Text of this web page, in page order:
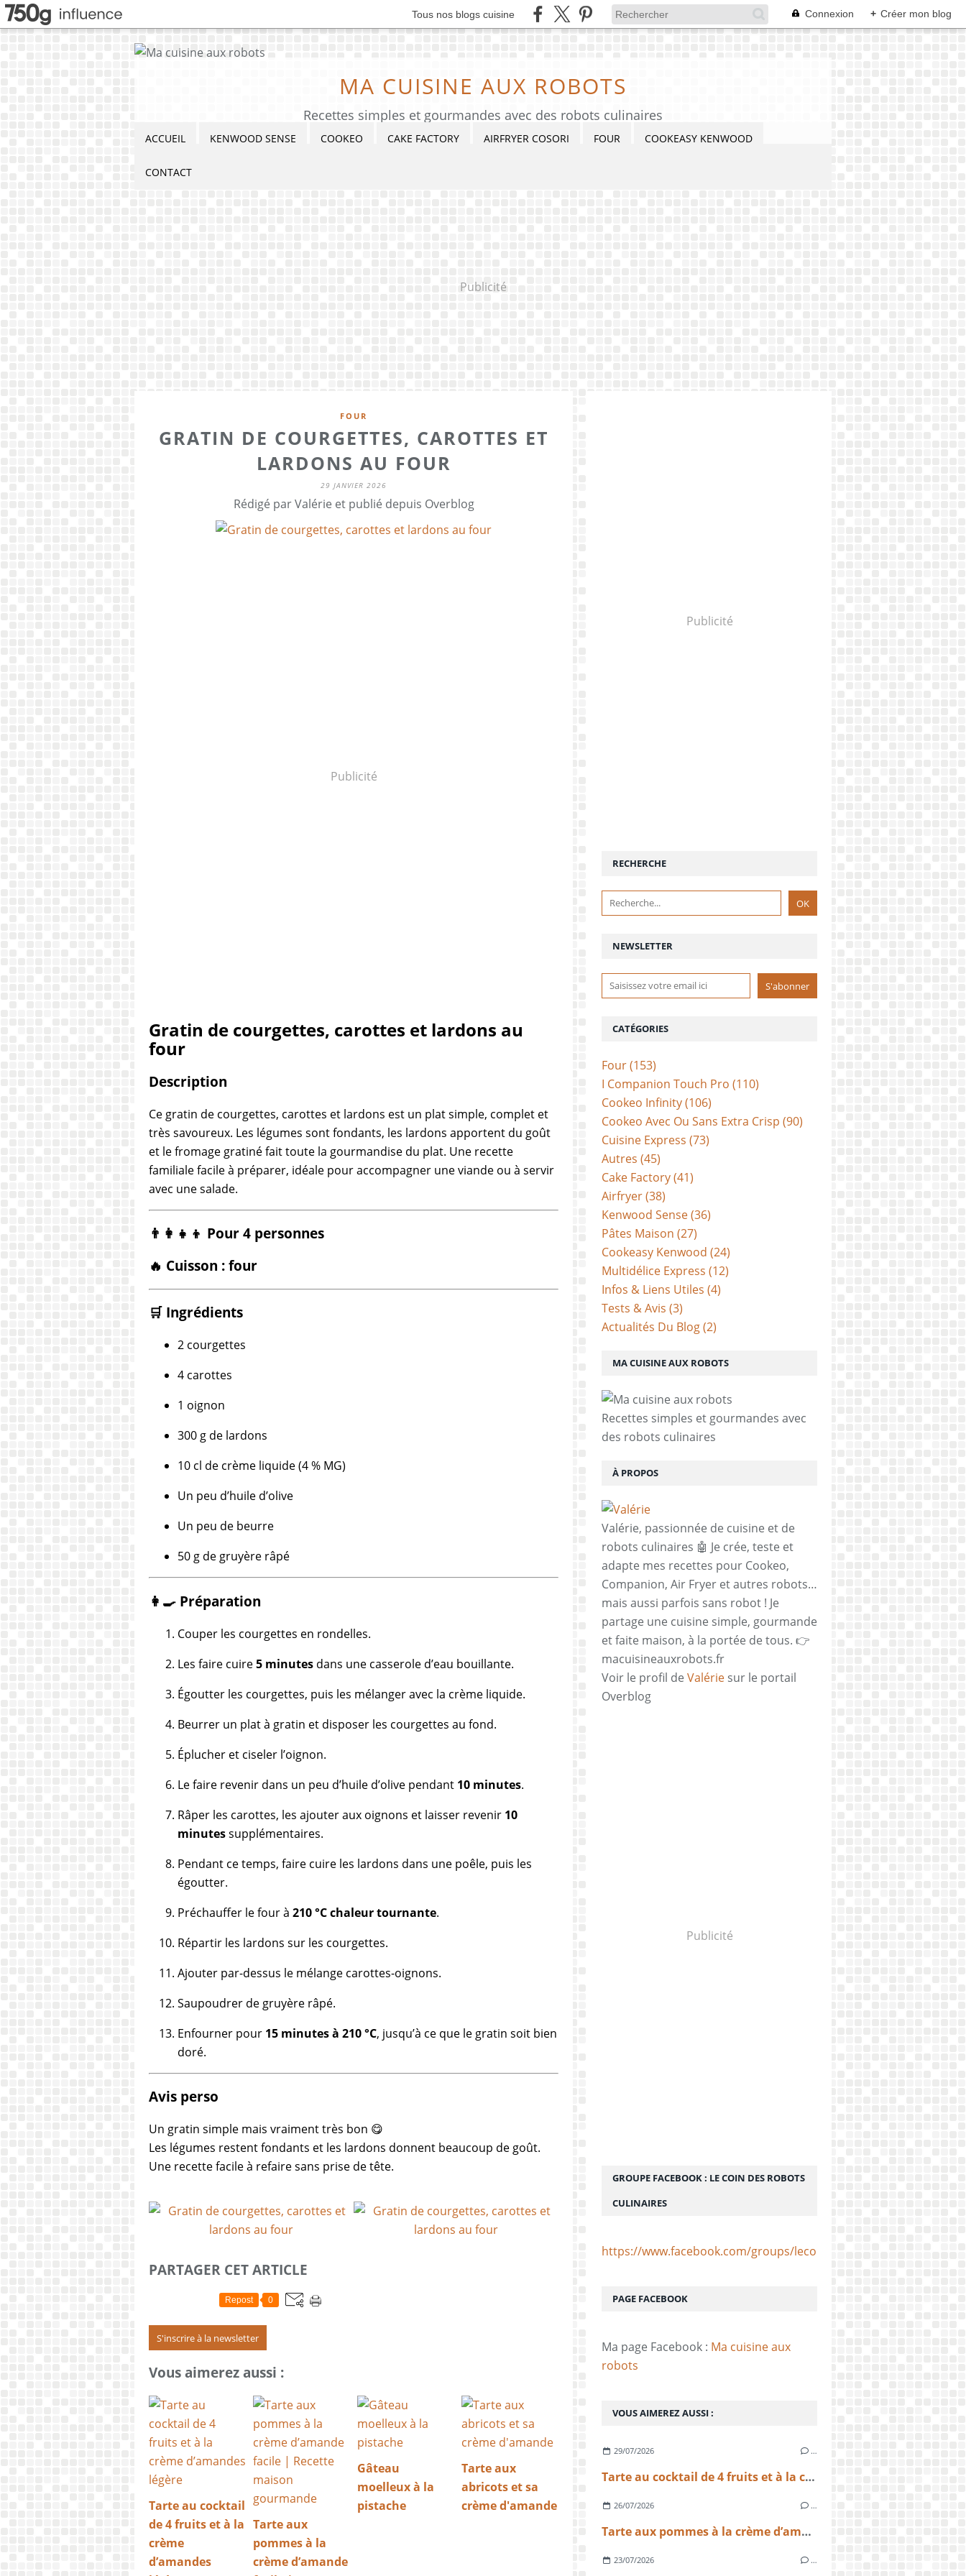
Tous nos blogs cuisine Connexion + Créer mon blog
MA CUISINE AUX ROBOTS
Recettes simples et gourmandes avec des robots culinaires
ACCUEIL KENWOOD SENSE COOKEO CAKE FACTORY AIRFRYER COSORI FOUR COOKEASY KENWOOD
CONTACT
Publicité
FOUR
GRATIN DE COURGETTES, CAROTTES ET
LARDONS AU FOUR
29 JANVIER 2026
Rédigé par Valérie et publié depuis Overblog
Publicité
Gratin de courgettes, carottes et lardons au
four
Description
Ce gratin de courgettes, carottes et lardons est un plat simple, complet et
très savoureux. Les légumes sont fondants, les lardons apportent du goût
et le fromage gratiné fait toute la gourmandise du plat. Une recette
familiale facile à préparer, idéale pour accompagner une viande ou à servir
avec une salade.
👨‍👩‍👧‍👦 Pour 4 personnes
🔥 Cuisson : four
🛒 Ingrédients
2 courgettes
4 carottes
1 oignon
300 g de lardons
10 cl de crème liquide (4 % MG)
Un peu d’huile d’olive
Un peu de beurre
50 g de gruyère râpé
👩‍🍳 Préparation
Couper les courgettes en rondelles.
Les faire cuire5 minutes dans une casserole d’eau bouillante.
Égoutter les courgettes, puis les mélanger avec la crème liquide.
Beurrer un plat à gratin et disposer les courgettes au fond.
Éplucher et ciseler l’oignon.
Le faire revenir dans un peu d’huile d’olive pendant 10 minutes.
Râper les carottes, les ajouter aux oignons et laisser revenir 10
minutessupplémentaires.
Pendant ce temps, faire cuire les lardons dans une poêle, puis les
égoutter.
Préchauffer le four à 210 °C chaleur tournante.
Répartir les lardons sur les courgettes.
Ajouter par-dessus le mélange carottes-oignons.
Saupoudrer de gruyère râpé.
Enfourner pour 15 minutes à 210 °C, jusqu’à ce que le gratin soit bien
doré.
Avis perso
Un gratin simple mais vraiment très bon 😋
Les légumes restent fondants et les lardons donnent beaucoup de goût.
Une recette facile à refaire sans prise de tête.
PARTAGER CET ARTICLE
Repost 0
S'inscrire à la newsletter
Vous aimerez aussi :
Tarte au cocktail
de 4 fruits et à la
crème
d’amandes
Tarte aux
pommes à la
crème d’amande
Gâteau
moelleux à la
pistache
Tarte aux
abricots et sa
crème d'amande
Publicité
NEWSLETTER
RECHERCHE
MA CUISINE AUX ROBOTS
Recettes simples et gourmandes avec
des robots culinaires
À PROPOS
Valérie, passionnée de cuisine et de
robots culinaires 🤖 Je crée, teste et
adapte mes recettes pour Cookeo,
Companion, Air Fryer et autres robots…
mais aussi parfois sans robot ! Je
partage une cuisine simple, gourmande
et faite maison, à la portée de tous. 👉
macuisineauxrobots.fr
Voir le profil de Valérie sur le portail
Overblog
Publicité
VOUS AIMEREZ AUSSI :
29/07/2026 …
Tarte au cocktail de 4 fruits et à la crème d’amandes légère
26/07/2026 …
Tarte aux pommes à la crème d’amande facile | Recette maison gourmande
23/07/2026 …
CATÉGORIES
Four(153)
I Companion Touch Pro (110)
Cookeo Infinity(106)
Cookeo Avec Ou Sans Extra Crisp (90)
Cuisine Express (73)
Autres (45)
Cake Factory(41)
Airfryer(38)
Kenwood Sense(36)
Pâtes Maison (27)
Cookeasy Kenwood (24)
Multidélice Express (12)
Infos & Liens Utiles (4)
Tests & Avis (3)
Actualités Du Blog(2)
PAGE FACEBOOK
Ma page Facebook : Ma cuisine aux
robots
GROUPE FACEBOOK : LE COIN DES ROBOTS
CULINAIRES
https://www.facebook.com/groups/lecoindesrobotsculinaires